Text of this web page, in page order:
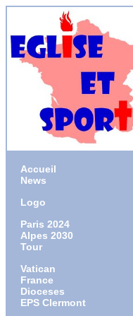
Accueil
News
Logo
Paris 2024
Alpes 2030
Tour
Vatican
France
Dioceses
EPS Clermont